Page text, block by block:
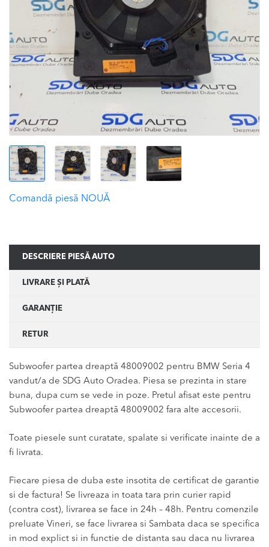
Comandă piesă NOUĂ
DESCRIERE PIESĂ AUTO
LIVRARE ȘI PLATĂ
GARANȚIE
RETUR
Subwoofer partea dreaptă 48009002 pentru BMW Seria 4
vandut/a de SDG Auto Oradea. Piesa se prezinta in stare
buna, dupa cum se vede in poze. Pretul afisat este pentru
Subwoofer partea dreaptă 48009002 fara alte accesorii.
Toate piesele sunt curatate, spalate si verificate inainte de a
fi livrata.
Fiecare piesa de duba este insotita de certificat de garantie
si de factura! Se livreaza in toata tara prin curier rapid
(contra cost), livrarea se face in 24h – 48h. Pentru comenzile
preluate Vineri, se face livrarea si Sambata daca se specifica
in mod explict si in functie de distanta sau daca nu livrarea